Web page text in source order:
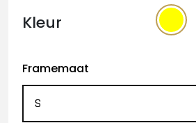
Kleur
Framemaat